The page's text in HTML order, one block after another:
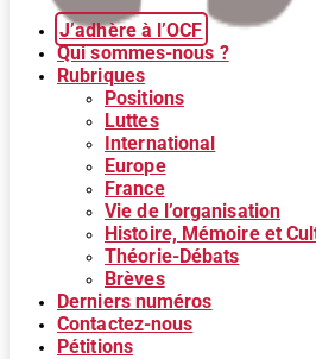
J’adhère à l’OCF
Qui sommes-nous ?
Rubriques
Positions
Luttes
International
Europe
France
Vie de l’organisation
Histoire, Mémoire et
Théorie-Débats
Brèves
Derniers numéros
Contactez-nous
Pétitions